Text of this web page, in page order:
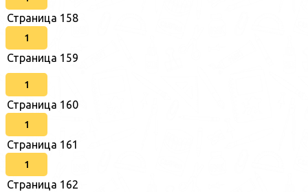
Страница 158
1
Страница 159
1
Страница 160
1
Страница 161
1
Страница 162